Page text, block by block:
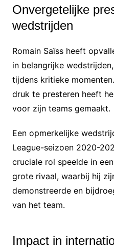
Onvergetelijke
wedstrijden
Romain Saïss heeft
in belangrijke
tijdens kritieke
druk te presteren heeft
voor zijn teams gemaakt.
Een opmerkelijke
League-seizoen 2020-
cruciale rol speelde in
grote rivaal, waarbij hij
demonstreerde en
van het team.
Impact in